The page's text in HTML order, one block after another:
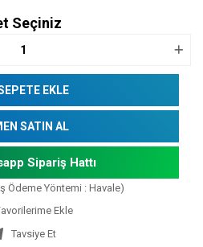
Seçiniz
EKLE
SATIN AL
Sipariş Hattı
Ödeme Yöntemi : Havale)
Tavsiye Et